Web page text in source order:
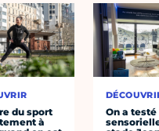
du sport
à
On a